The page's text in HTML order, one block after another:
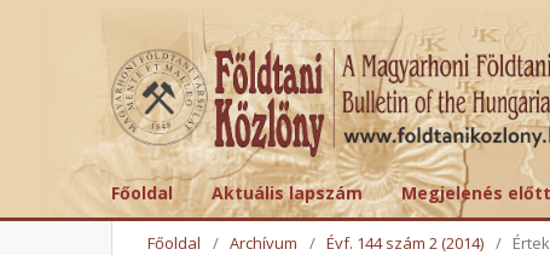
Főoldal Aktuális lapszám Megjelenés előtt
Főoldal / Archívum / Évf. 144 szám 2 (2014) /